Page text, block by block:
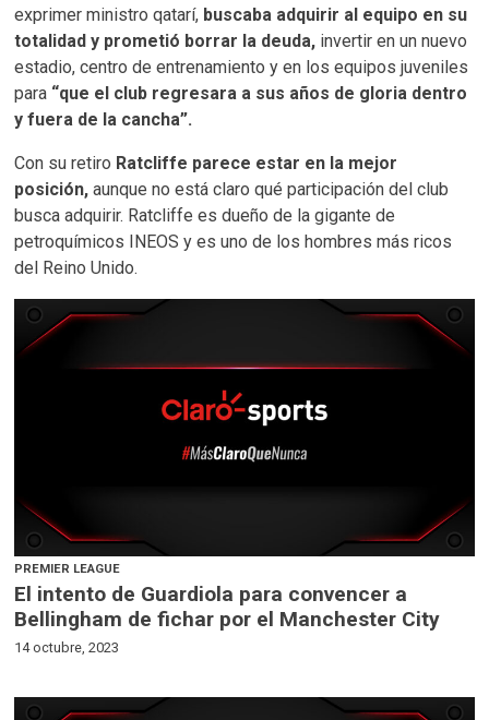
exprimer ministro qatarí, buscaba adquirir al equipo en su
totalidad y prometió borrar la deuda, invertir en un nuevo
estadio, centro de entrenamiento y en los equipos juveniles
para “que el club regresara a sus años de gloria dentro
y fuera de la cancha”.
Con su retiro Ratcliffe parece estar en la mejor
posición, aunque no está claro qué participación del club
busca adquirir. Ratcliffe es dueño de la gigante de
petroquímicos INEOS y es uno de los hombres más ricos
del Reino Unido.
PREMIER LEAGUE
El intento de Guardiola para convencer a
Bellingham de fichar por el Manchester City
14 octubre, 2023